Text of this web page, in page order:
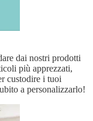
dai nostri prodotti
più apprezzati,
custodire i tuoi
a personalizzarlo!